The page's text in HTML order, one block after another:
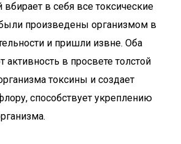
в себя все токсические
произведены организмом в
и пришли извне. Оба
в просвете толстой
токсины и создает
способствует укреплению